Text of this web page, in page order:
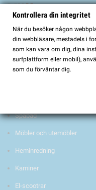
Välkommen
HemGrossisten.se har sedan
trädgård till kunder över hela
sortiment med fokus på
Spabad
Möbler och utemöbler
Heminredning
Kaminer
El-scootrar
Kontrollera din integritet
När du besöker någon
din webbläsare, mestadels i
som kan vara om dig, dina
surfplattform eller mobil),
som du förväntar dig.